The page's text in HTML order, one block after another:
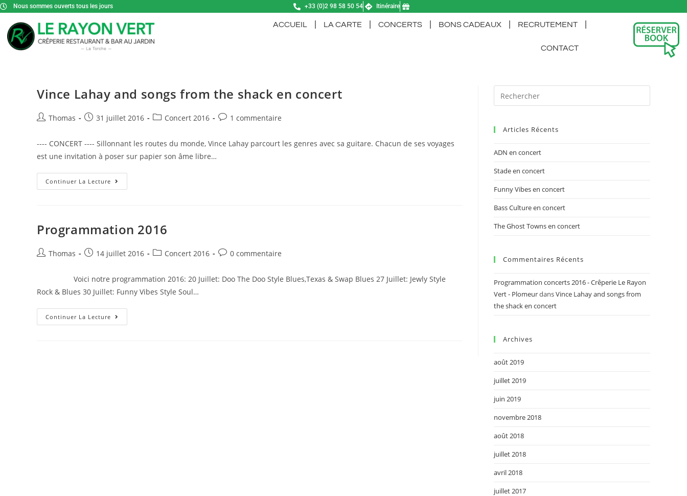
Nous sommes ouverts tous les jours +33 (0)2 98 58 50 54 Itinéraire
ACCUEIL LA CARTE CONCERTS BONS CADEAUX RECRUTEMENT
CONTACT
Vince Lahay and songs from the shack en concert
Thomas 31 juillet 2016 Concert 2016 1 commentaire
---- CONCERT ---- Sillonnant les routes du monde, Vince Lahay parcourt les genres avec sa guitare. Chacun de ses voyages
est une invitation à poser sur papier son âme libre…
Continuer La Lecture
Programmation 2016
Thomas 14 juillet 2016 Concert 2016 0 commentaire
Voici notre programmation 2016: 20 Juillet: Doo The Doo Style Blues,Texas & Swap Blues 27 Juillet: Jewly Style
Rock & Blues 30 Juillet: Funny Vibes Style Soul…
Continuer La Lecture
Articles Récents
ADN en concert
Stade en concert
Funny Vibes en concert
Bass Culture en concert
The Ghost Towns en concert
Commentaires Récents
Programmation concerts 2016 - Crêperie Le Rayon
Vert - PlomeurdansVince Lahay and songs from
the shack en concert
Archives
août 2019
juillet 2019
juin 2019
novembre 2018
août 2018
juillet 2018
avril 2018
juillet 2017